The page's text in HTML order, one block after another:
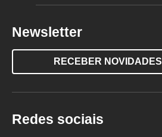
Newsletter
RECEBER NOVIDADES
Redes sociais